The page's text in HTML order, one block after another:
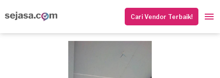
Cari Vendor Terbaik!